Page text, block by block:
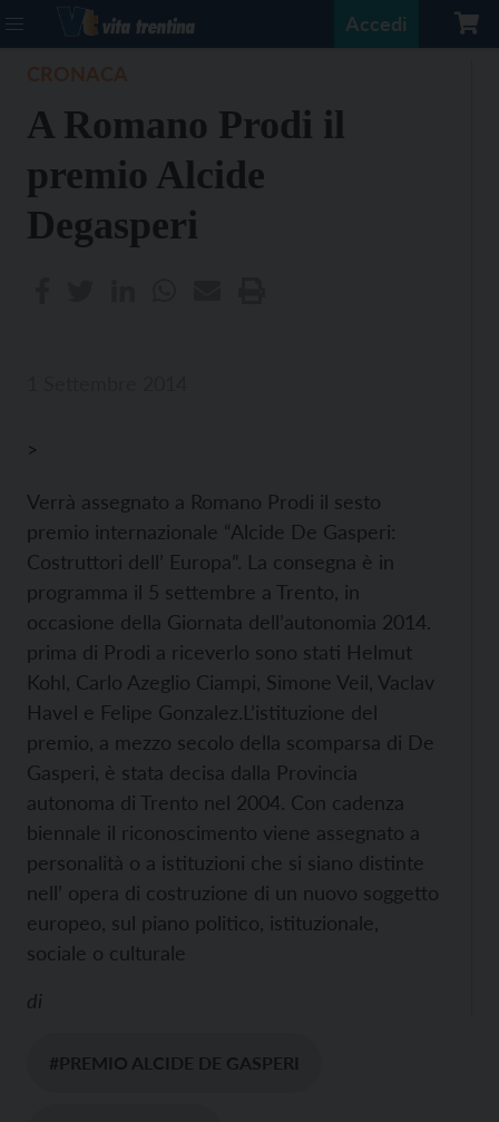
Accedi
A Romano Prodi il
premio Alcide
Degasperi
>
Verrà assegnato a Romano Prodi il sesto
premio internazionale “Alcide De Gasperi:
Costruttori dell’ Europa”. La consegna è in
programma il 5 settembre a Trento, in
occasione della Giornata dell’autonomia 2014.
prima di Prodi a riceverlo sono stati Helmut
Kohl, Carlo Azeglio Ciampi, Simone Veil, Vaclav
Havel e Felipe Gonzalez.L’istituzione del
premio, a mezzo secolo della scomparsa di De
Gasperi, è stata decisa dalla Provincia
autonoma di Trento nel 2004. Con cadenza
biennale il riconoscimento viene assegnato a
personalità o a istituzioni che si siano distinte
nell’ opera di costruzione di un nuovo soggetto
europeo, sul piano politico, istituzionale,
sociale o culturale
di
#PREMIO ALCIDE DE GASPERI